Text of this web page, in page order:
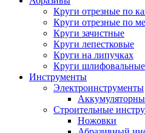
Круги отрезные по
Круги отрезные по
Круги зачистные
Круги лепестковые
Круги на липучках
Круги шлифовальные
Инструменты
Электроинструменты
Строительные
Ножовки